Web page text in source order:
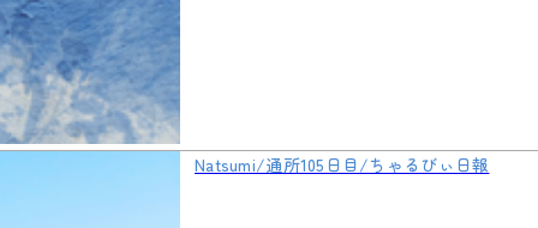
Natsumi/通所105日目/ちゃるびぃ日報